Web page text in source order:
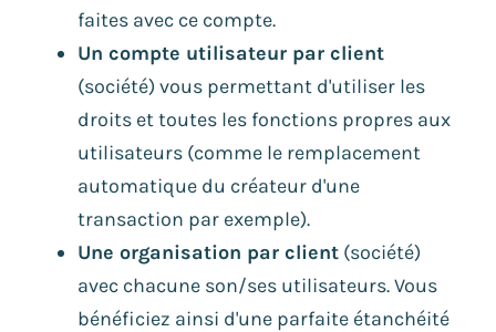
faites avec ce compte.
Un compte utilisateur par client
(société) vous permettant d'utiliser les
droits et toutes les fonctions propres aux
utilisateurs (comme le remplacement
automatique du créateur d'une
transaction par exemple).
Une organisation par client (société)
avec chacune son/ses utilisateurs. Vous
bénéficiez ainsi d'une parfaite étanchéité